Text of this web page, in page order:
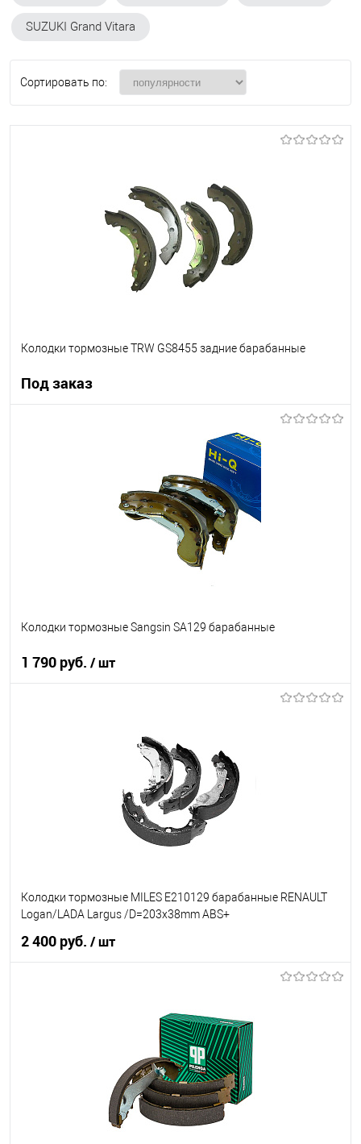
SUZUKI Grand Vitara
Сортировать по:
Колодки тормозные TRW GS8455 задние барабанные
Под заказ
Недоступно
Колодки тормозные Sangsin SA129 барабанные
1 790 руб. / шт
В наличии
Колодки тормозные MILES E210129 барабанные RENAULT
Logan/LADA Largus /D=203x38mm ABS+
2 400 руб. / шт
В наличии